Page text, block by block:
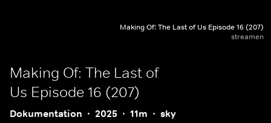
Making Of: The Last of Us Episode 16 (207)
streamen
Making Of: The Last of
Us Episode 16 (207)
Dokumentation 2025 11m sky